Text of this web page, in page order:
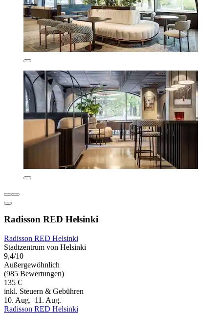
Radisson RED Helsinki
Radisson RED Helsinki
Stadtzentrum von Helsinki
9,4/10
Außergewöhnlich
(985 Bewertungen)
135 €
inkl. Steuern & Gebühren
10. Aug.–11. Aug.
Radisson RED Helsinki